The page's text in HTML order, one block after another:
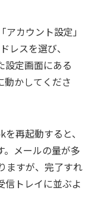
カウント設定」
レスを選び、
設定画面にある
動かしてくださ
再起動すると、
。メールの量が多
ますが、完了すれ
信トレイに並ぶよ